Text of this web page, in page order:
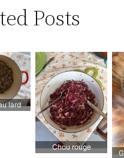
Posts
lard
Chou rouge